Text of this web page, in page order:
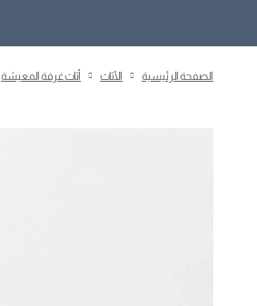
الصفحة الرئيسية الأثاث أثاث غرفة المعيشة